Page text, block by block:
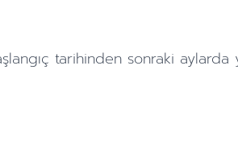
tarihinden sonraki aylarda